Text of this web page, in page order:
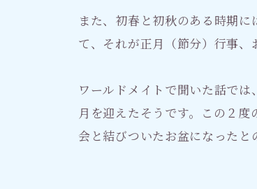
また、初春と初秋のある時期
て、それが正月（節分）行事、
ワールドメイトで聞いた話で
月を迎えたそうです。この２
会と結びついたお盆になったと